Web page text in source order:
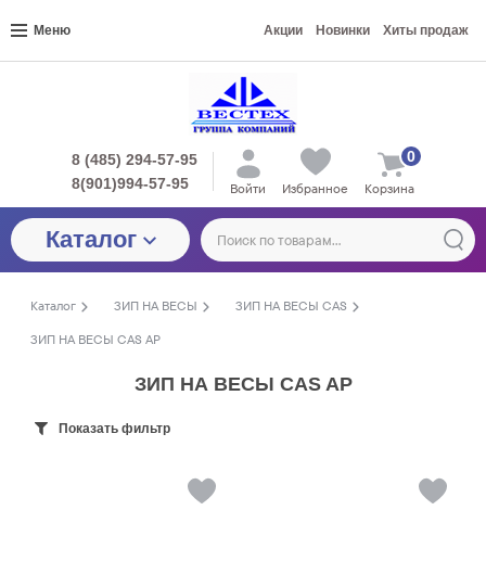
Меню Акции Новинки Хиты продаж
8 (485) 294-57-95
8(901)994-57-95
Войти Избранное Корзина
0
Каталог
Каталог ЗИП НА ВЕСЫ
ЗИП НА ВЕСЫ CAS
ЗИП НА ВЕСЫ CAS AP
ЗИП НА ВЕСЫ CAS AP
Показать фильтр